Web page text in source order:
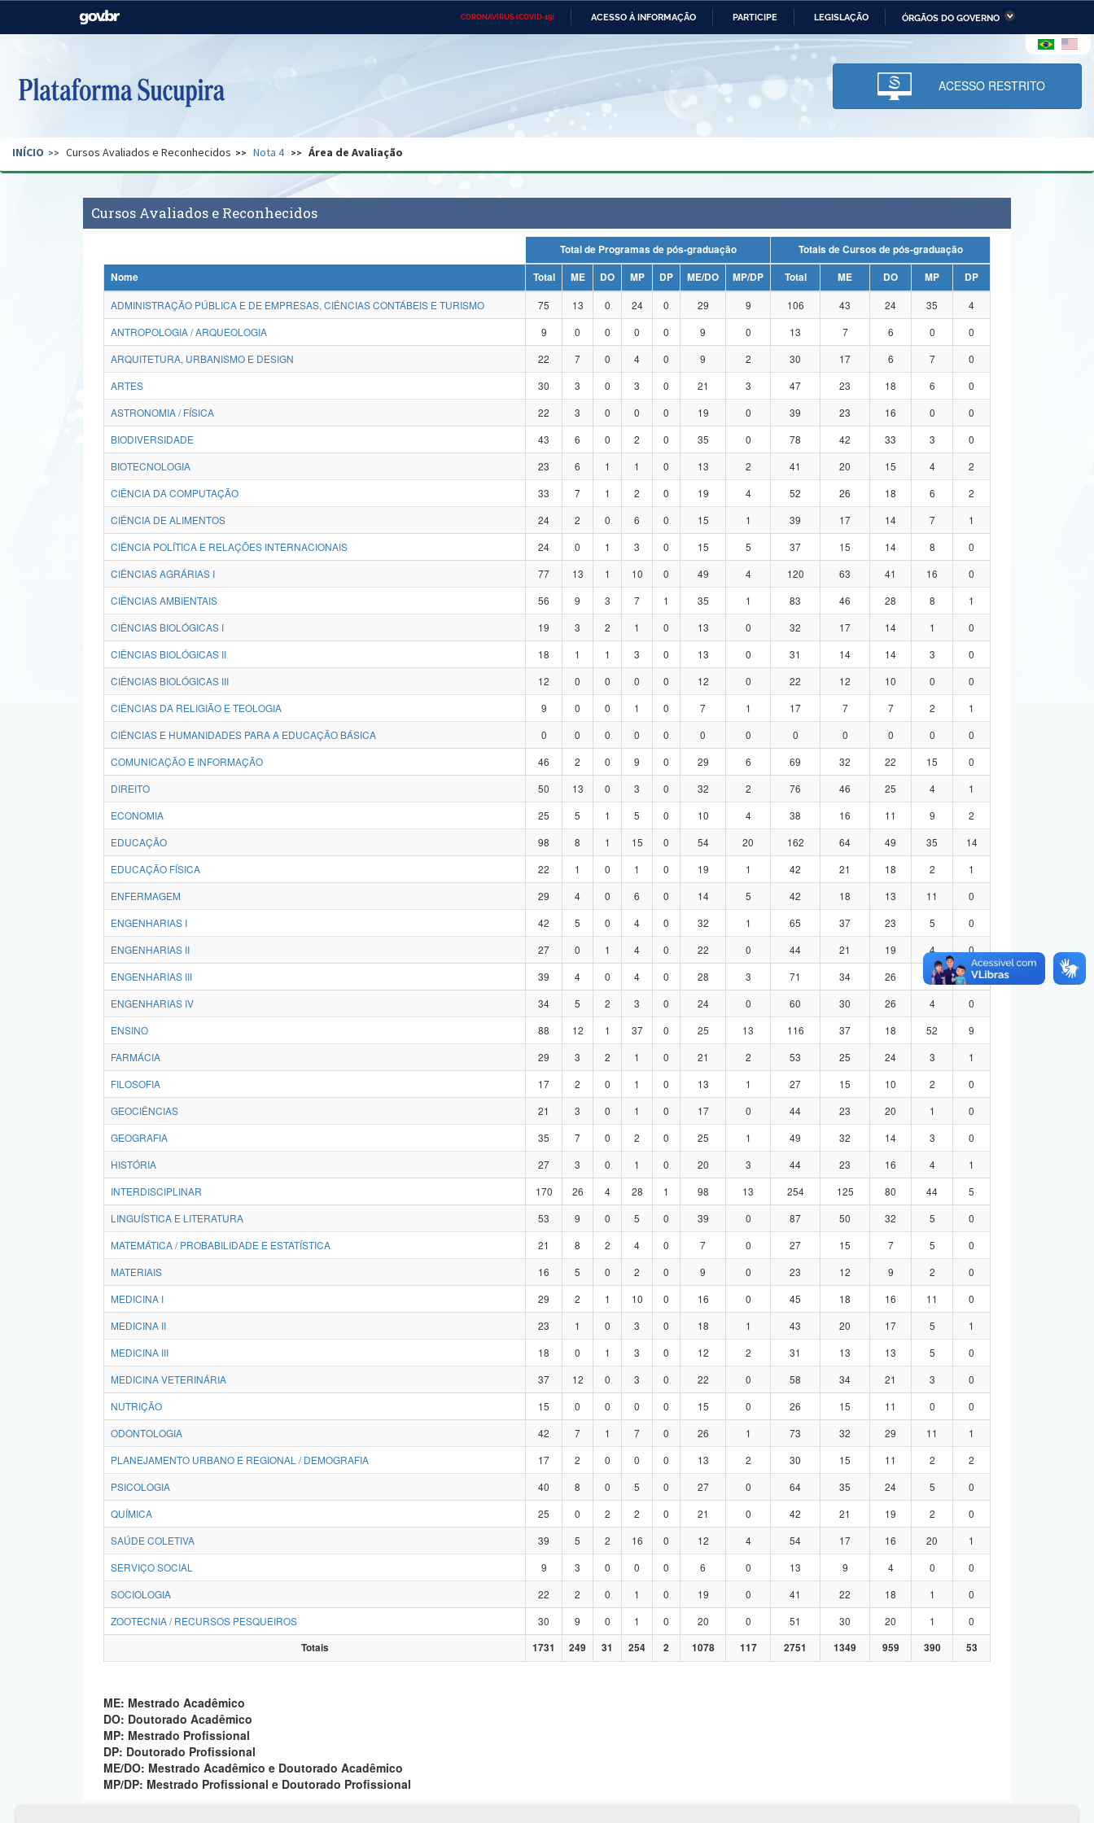
CORONAVÍRUS (COVID-19) ACESSO À INFORMAÇÃO PARTICIPE LEGISLAÇÃO ÓRGÃOS DO GOVERNO
Casa Civil Ministério das Relações Ministério da Economia Ministério da Infraestrutura
Pecuária e Abastecimento
Ministério da Ciência,
Tecnologia, Inovações e
Comunicações
Ministério do Desenvolvimento
Regional e dos Direitos Humanos
Secretaria de Governo Gabinete de Segurança Advocacia-Geral da União Banco Central do Brasil Planalto
ACESSO RESTRITO
INÍCIO Cursos Avaliados e Reconhecidos Nota 4 Área de Avaliação
Cursos Avaliados e Reconhecidos
Total de Programas de pós-graduação
Totais de Cursos de pós-graduação
Nome
Total ME DO MP DP ME/DO MP/DP Total ME DO MP
DP
ADMINISTRAÇÃO PÚBLICA E DE EMPRESAS, CIÊNCIAS CONTÁBEIS E TURISMO
75 13 0 24 0 29 9 106 43 24 35
4
ANTROPOLOGIA / ARQUEOLOGIA
9 0 0 0 0 9 0 13 7 6 0
0
ARQUITETURA, URBANISMO E DESIGN
22 7 0 4 0 9 2 30 17 6 7
0
ARTES
30 3 0 3 0 21 3 47 23 18 6
0
ASTRONOMIA / FÍSICA
22 3 0 0 0 19 0 39 23 16 0
0
BIODIVERSIDADE
43 6 0 2 0 35 0 78 42 33 3
0
BIOTECNOLOGIA
23 6 1 1 0 13 2 41 20 15 4
2
CIÊNCIA DA COMPUTAÇÃO
33 7 1 2 0 19 4 52 26 18 6
2
CIÊNCIA DE ALIMENTOS
24 2 0 6 0 15 1 39 17 14 7
1
CIÊNCIA POLÍTICA E RELAÇÕES INTERNACIONAIS
24 0 1 3 0 15 5 37 15 14 8
0
CIÊNCIAS AGRÁRIAS I
77 13 1 10 0 49 4 120 63 41 16
0
CIÊNCIAS AMBIENTAIS
56 9 3 7 1 35 1 83 46 28 8
1
CIÊNCIAS BIOLÓGICAS I
19 3 2 1 0 13 0 32 17 14 1
0
CIÊNCIAS BIOLÓGICAS II
18 1 1 3 0 13 0 31 14 14 3
0
CIÊNCIAS BIOLÓGICAS III
12 0 0 0 0 12 0 22 12 10 0
0
CIÊNCIAS DA RELIGIÃO E TEOLOGIA
9 0 0 1 0 7 1 17 7 7 2
1
CIÊNCIAS E HUMANIDADES PARA A EDUCAÇÃO BÁSICA
0 0 0 0 0 0 0 0 0 0 0
0
COMUNICAÇÃO E INFORMAÇÃO
46 2 0 9 0 29 6 69 32 22 15
0
DIREITO
50 13 0 3 0 32 2 76 46 25 4
1
ECONOMIA
25 5 1 5 0 10 4 38 16 11 9
2
EDUCAÇÃO
98 8 1 15 0 54 20 162 64 49 35
14
EDUCAÇÃO FÍSICA
22 1 0 1 0 19 1 42 21 18 2
1
ENFERMAGEM
29 4 0 6 0 14 5 42 18 13 11
0
ENGENHARIAS I
42 5 0 4 0 32 1 65 37 23 5
0
ENGENHARIAS II
27 0 1 4 0 22 0 44 21 19 4
0
ENGENHARIAS III
39 4 0 4 0 28 3 71 34 26 8
3
ENGENHARIAS IV
34 5 2 3 0 24 0 60 30 26 4
0
ENSINO
88 12 1 37 0 25 13 116 37 18 52
9
FARMÁCIA
29 3 2 1 0 21 2 53 25 24 3
1
FILOSOFIA
17 2 0 1 0 13 1 27 15 10 2
0
GEOCIÊNCIAS
21 3 0 1 0 17 0 44 23 20 1
0
GEOGRAFIA
35 7 0 2 0 25 1 49 32 14 3
0
HISTÓRIA
27 3 0 1 0 20 3 44 23 16 4
1
INTERDISCIPLINAR
170 26 4 28 1 98 13 254 125 80 44
5
LINGUÍSTICA E LITERATURA
53 9 0 5 0 39 0 87 50 32 5
0
MATEMÁTICA / PROBABILIDADE E ESTATÍSTICA
21 8 2 4 0 7 0 27 15 7 5
0
MATERIAIS
16 5 0 2 0 9 0 23 12 9 2
0
MEDICINA I
29 2 1 10 0 16 0 45 18 16 11
0
MEDICINA II
23 1 0 3 0 18 1 43 20 17 5
1
MEDICINA III
18 0 1 3 0 12 2 31 13 13 5
0
MEDICINA VETERINÁRIA
37 12 0 3 0 22 0 58 34 21 3
0
NUTRIÇÃO
15 0 0 0 0 15 0 26 15 11 0
0
ODONTOLOGIA
42 7 1 7 0 26 1 73 32 29 11
1
PLANEJAMENTO URBANO E REGIONAL / DEMOGRAFIA
17 2 0 0 0 13 2 30 15 11 2
2
PSICOLOGIA
40 8 0 5 0 27 0 64 35 24 5
0
QUÍMICA
25 0 2 2 0 21 0 42 21 19 2
0
SAÚDE COLETIVA
39 5 2 16 0 12 4 54 17 16 20
1
SERVIÇO SOCIAL
9 3 0 0 0 6 0 13 9 4 0
0
SOCIOLOGIA
22 2 0 1 0 19 0 41 22 18 1
0
ZOOTECNIA / RECURSOS PESQUEIROS
30 9 0 1 0 20 0 51 30 20 1
0
Totais
1731 249 31 254 2 1078 117 2751 1349 959 390 53
ME: Mestrado Acadêmico
DO: Doutorado Acadêmico
MP: Mestrado Profissional
DP: Doutorado Profissional
ME/DO: Mestrado Acadêmico e Doutorado Acadêmico
MP/DP: Mestrado Profissional e Doutorado Profissional